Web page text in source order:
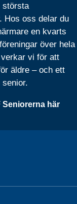
största
Hos oss delar du
en kvarts
över hela
vi för att
äldre – och ett
Seniorerna här